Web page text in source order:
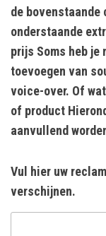
de bovenstaande
onderstaande
prijs Soms heb je
toevoegen van
voice-over. Of
of product
aanvullend
Vul hier uw
verschijnen.